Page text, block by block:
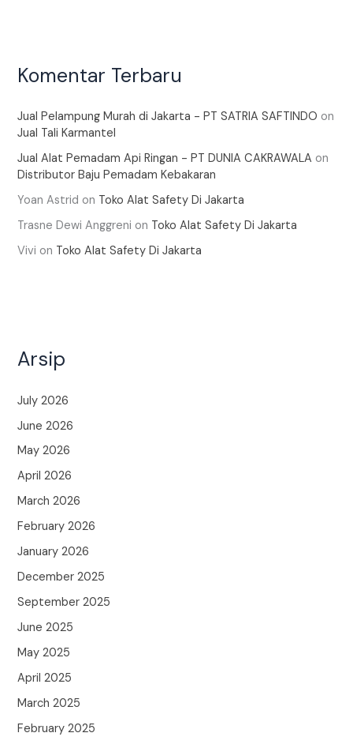
Komentar Terbaru
Jual Pelampung Murah di Jakarta - PT SATRIA SAFTINDO on
Jual Tali Karmantel
Jual Alat Pemadam Api Ringan - PT DUNIA CAKRAWALA on
Distributor Baju Pemadam Kebakaran
Yoan Astrid on Toko Alat Safety Di Jakarta
Trasne Dewi Anggreni on Toko Alat Safety Di Jakarta
Vivi on Toko Alat Safety Di Jakarta
Arsip
July 2026
June 2026
May 2026
April 2026
March 2026
February 2026
January 2026
December 2025
September 2025
June 2025
May 2025
April 2025
March 2025
February 2025